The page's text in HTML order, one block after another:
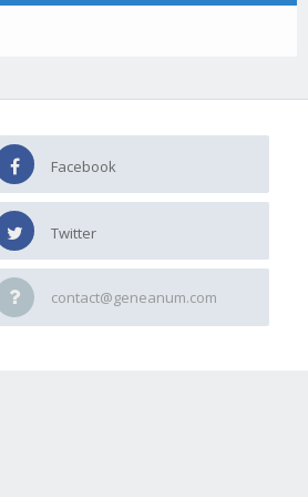
Facebook
Twitter
contact@geneanum.com